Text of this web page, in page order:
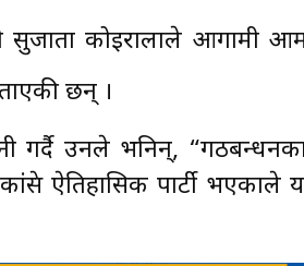
सुजाता कोइरालाले आगामी आम
छन् ।
गर्दै उनले भनिन्,
ऐतिहासिक पार्टी